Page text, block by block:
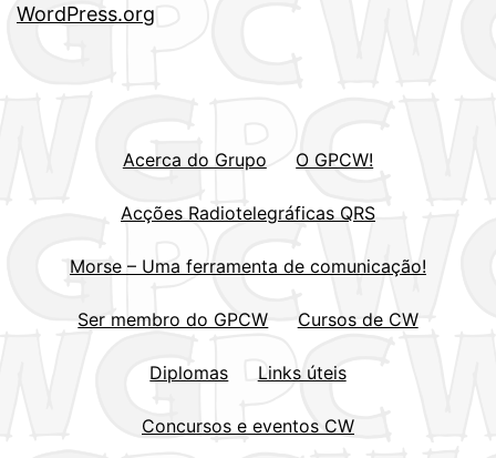
WordPress.org
Acerca do Grupo O GPCW!
Acções Radiotelegráficas QRS
Morse – Uma ferramenta de comunicação!
Ser membro do GPCW Cursos de CW
Diplomas Links úteis
Concursos e eventos CW